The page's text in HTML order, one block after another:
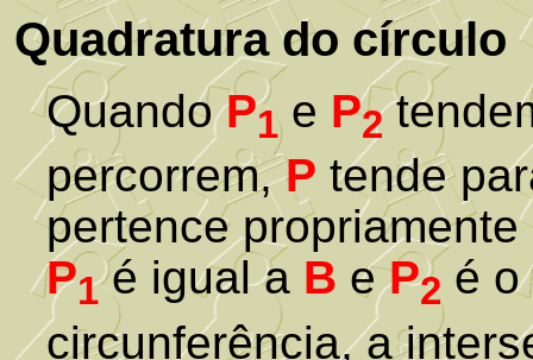
Quadratura do círculo
QuandoP1e P2
percorrem,P tende
pertence
P1é igual a B eP2 é o
circunferência, a